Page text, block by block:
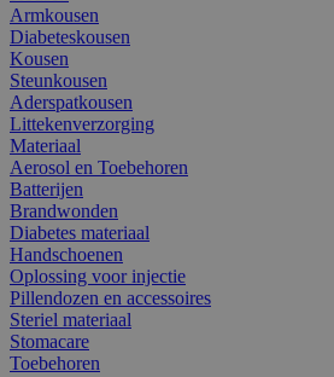
Armkousen
Diabeteskousen
Kousen
Steunkousen
Aderspatkousen
Littekenverzorging
Materiaal
Aerosol en Toebehoren
Batterijen
Brandwonden
Diabetes materiaal
Handschoenen
Oplossing voor injectie
Pillendozen en accessoires
Steriel materiaal
Stomacare
Toebehoren